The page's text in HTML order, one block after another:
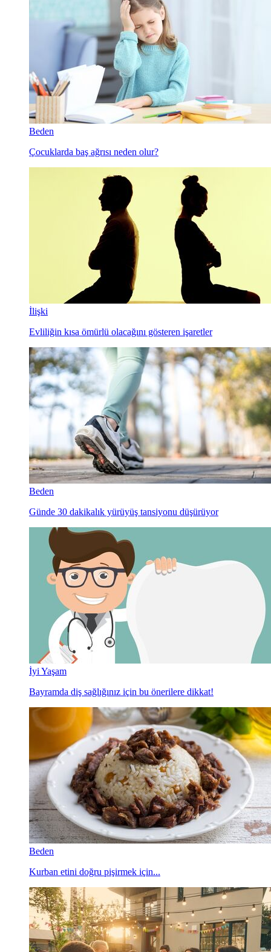
Beden
Çocuklarda baş ağrısı neden olur?
İlişki
Evliliğin kısa ömürlü olacağını gösteren işaretler
Beden
Günde 30 dakikalık yürüyüş tansiyonu düşürüyor
İyi Yaşam
Bayramda diş sağlığınız için bu önerilere dikkat!
Beden
Kurban etini doğru pişirmek için...